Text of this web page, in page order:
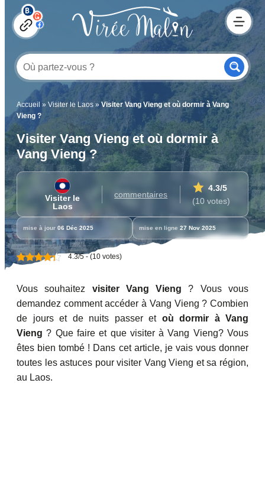
Accueil » Visiter le Laos » Visiter Vang Vieng et où dormir à Vang
Vieng ?
Visiter Vang Vieng et où dormir à
Vang Vieng ?
Visiter le
Laos
commentaires
4.3/5
(10 votes)
mise à jour 06 Déc 2025 mise en ligne 27 Nov 2025
4.3/5 - (10 votes)
Vous souhaitez visiter Vang Vieng ? Vous vous
demandez comment accéder à Vang Vieng ? Combien
de jours et de nuits passer et où dormir à Vang
Vieng ? Que faire et que visiter à Vang Vieng? Vous
êtes bien tombé ! Dans cet article, je vais vous donner
toutes les astuces pour visiter Vang Vieng et sa région,
au Laos.